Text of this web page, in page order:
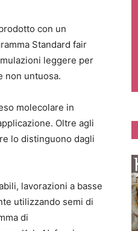
con un
Standard fair
leggere per
non untuosa.
molecolare in
Oltre agli
lo distinguono dagli
lavorazioni a basse
utilizzando semi di
di